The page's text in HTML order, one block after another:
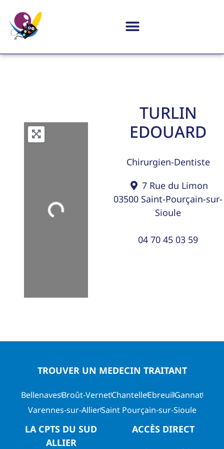
Loading...
TURLIN
EDOUARD
Chirurgien-Dentiste
7 Rue du Limon
03500 Saint-Pourçain-sur-
Sioule
04 70 45 03 59
TROUVER UN MEDECIN TRAITANT
BellenavesBroût-VernetChantelleEbreuilGannat
Varennes-sur-AllierSaint Pourçain-sur-Sioule
LA CPTS DU SUD
ALLIER
ACCÈS DIRECT